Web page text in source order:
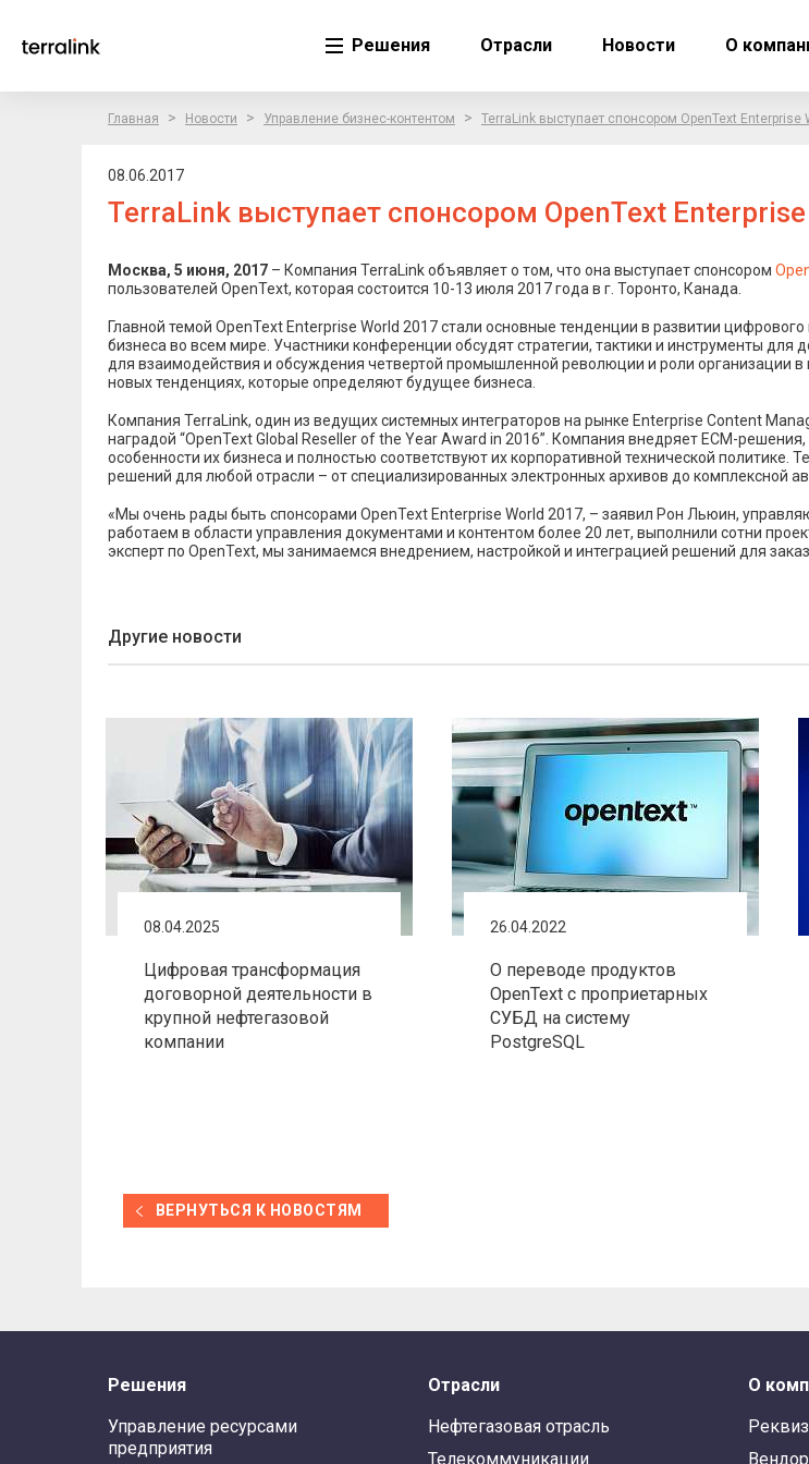
Решения Отрасли Новости О
Главная > Новости > Управление бизнес-контентом > TerraLink выступает спонсором OpenText Enterprise
08.06.2017
TerraLink выступает спонсором OpenText
Москва, 5 июня, 2017 – Компания TerraLink объявляет о том, что она выступает спонсором
пользователей OpenText, которая состоится 10-13 июля 2017 года в г. Торонто, Канада.
Главной темой OpenText Enterprise World 2017 стали основные тенденции в развитии
бизнеса во всем мире. Участники конференции обсудят стратегии, тактики и инструменты
для взаимодействия и обсуждения четвертой промышленной революции и роли организации
новых тенденциях, которые определяют будущее бизнеса.
Компания TerraLink, один из ведущих системных интеграторов на рынке Enterprise Content
наградой “OpenText Global Reseller of the Year Award in 2016”. Компания внедряет ECM-
особенности их бизнеса и полностью соответствуют их корпоративной технической
решений для любой отрасли – от специализированных электронных архивов до комплексной
«Мы очень рады быть спонсорами OpenText Enterprise World 2017, – заявил Рон Льюин,
работаем в области управления документами и контентом более 20 лет, выполнили сотни
эксперт по OpenText, мы занимаемся внедрением, настройкой и интеграцией решений для
Другие новости
08.04.2025
Цифровая трансформация
договорной деятельности в
крупной нефтегазовой
компании
26.04.2022
О переводе продуктов
OpenText с проприетарных
СУБД на систему
PostgreSQL
ВЕРНУТЬСЯ К НОВОСТЯМ
Решения
Управление ресурсами
предприятия
Отрасли
Нефтегазовая отрасль
Телекоммуникации
О